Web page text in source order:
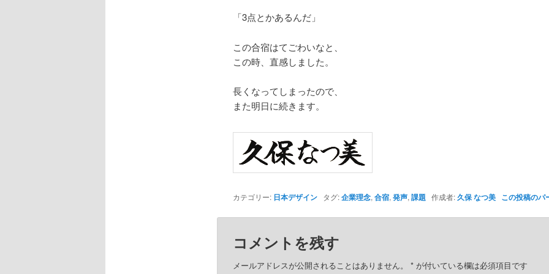
「3点とかあるんだ」
この合宿はてごわいなと、
この時、直感しました。
長くなってしまったので、
また明日に続きます。
カテゴリー: 日本デザインタグ:企業理念, 合宿, 発声, 課題 作成者:久保 なつ美 この投稿のパ
コメントを残す
メールアドレスが公開されることはありません。 *が付いている欄は必須項目です